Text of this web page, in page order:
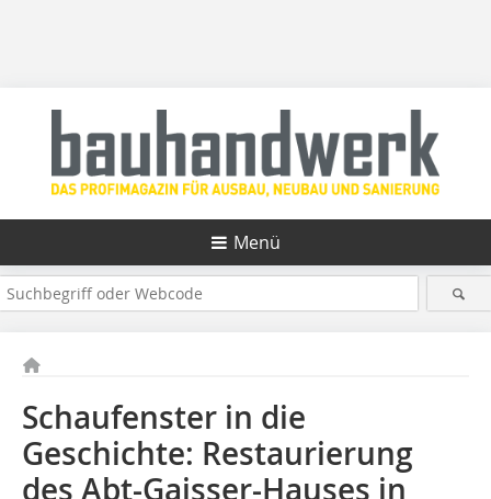
Menü
Schaufenster in die
Geschichte: Restaurierung
des Abt-Gaisser-Hauses in